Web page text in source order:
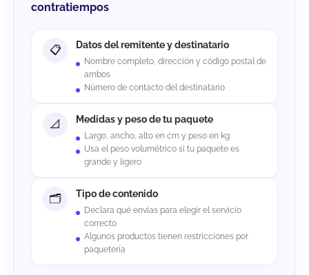
contratiempos
Datos del remitente y destinatario
Nombre completo, dirección y código postal de
ambos
Número de contacto del destinatario
Medidas y peso de tu paquete
Largo, ancho, alto en cm y peso en kg
Usa el peso volumétrico si tu paquete es
grande y ligero
Tipo de contenido
Declara qué envías para elegir el servicio
correcto
Algunos productos tienen restricciones por
paquetería